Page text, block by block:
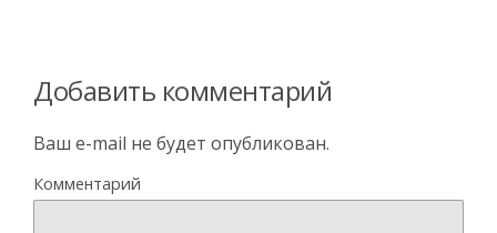
Добавить комментарий
Ваш e-mail не будет опубликован.
Комментарий